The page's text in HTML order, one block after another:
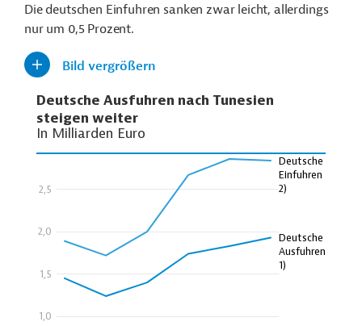
Die deutschen Einfuhren sanken zwar leicht, allerdings
nur um 0,5 Prozent.
Bild vergrößern